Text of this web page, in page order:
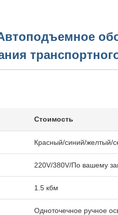
Стоимость
Красный/синий/желтый/
220V/380V/По вашему
1.5 кбм
Одноточечное ручное